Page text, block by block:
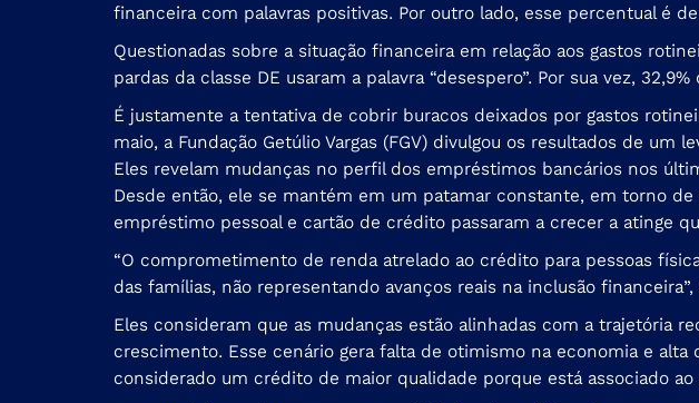
financeira com palavras positivas. Por outro lado, esse percentual é
Questionadas sobre a situação financeira em relação aos gastos
pardas da classe DE usaram a palavra “desespero”. Por sua vez,
É justamente a tentativa de cobrir buracos deixados por gastos
maio, a Fundação Getúlio Vargas (FGV) divulgou os resultados de
Eles revelam mudanças no perfil dos empréstimos bancários nos
Desde então, ele se mantém em um patamar constante, em torno
empréstimo pessoal e cartão de crédito passaram a crecer a atinge
“O comprometimento de renda atrelado ao crédito para pessoas
das famílias, não representando avanços reais na inclusão
Eles consideram que as mudanças estão alinhadas com a trajetória
crescimento. Esse cenário gera falta de otimismo na economia e
considerado um crédito de maior qualidade porque está associado ao